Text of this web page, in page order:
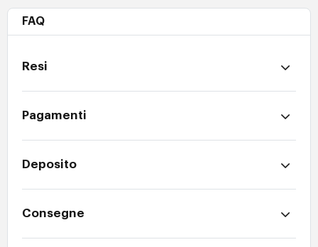
FAQ
Resi
Pagamenti
Deposito
Consegne